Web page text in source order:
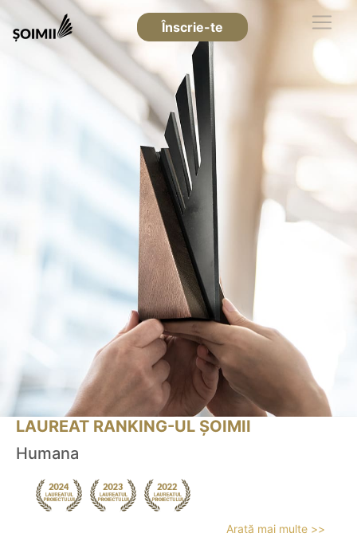
Înscrie-te
LAUREAT RANKING-UL ȘOIMII
Humana
Arată mai multe >>